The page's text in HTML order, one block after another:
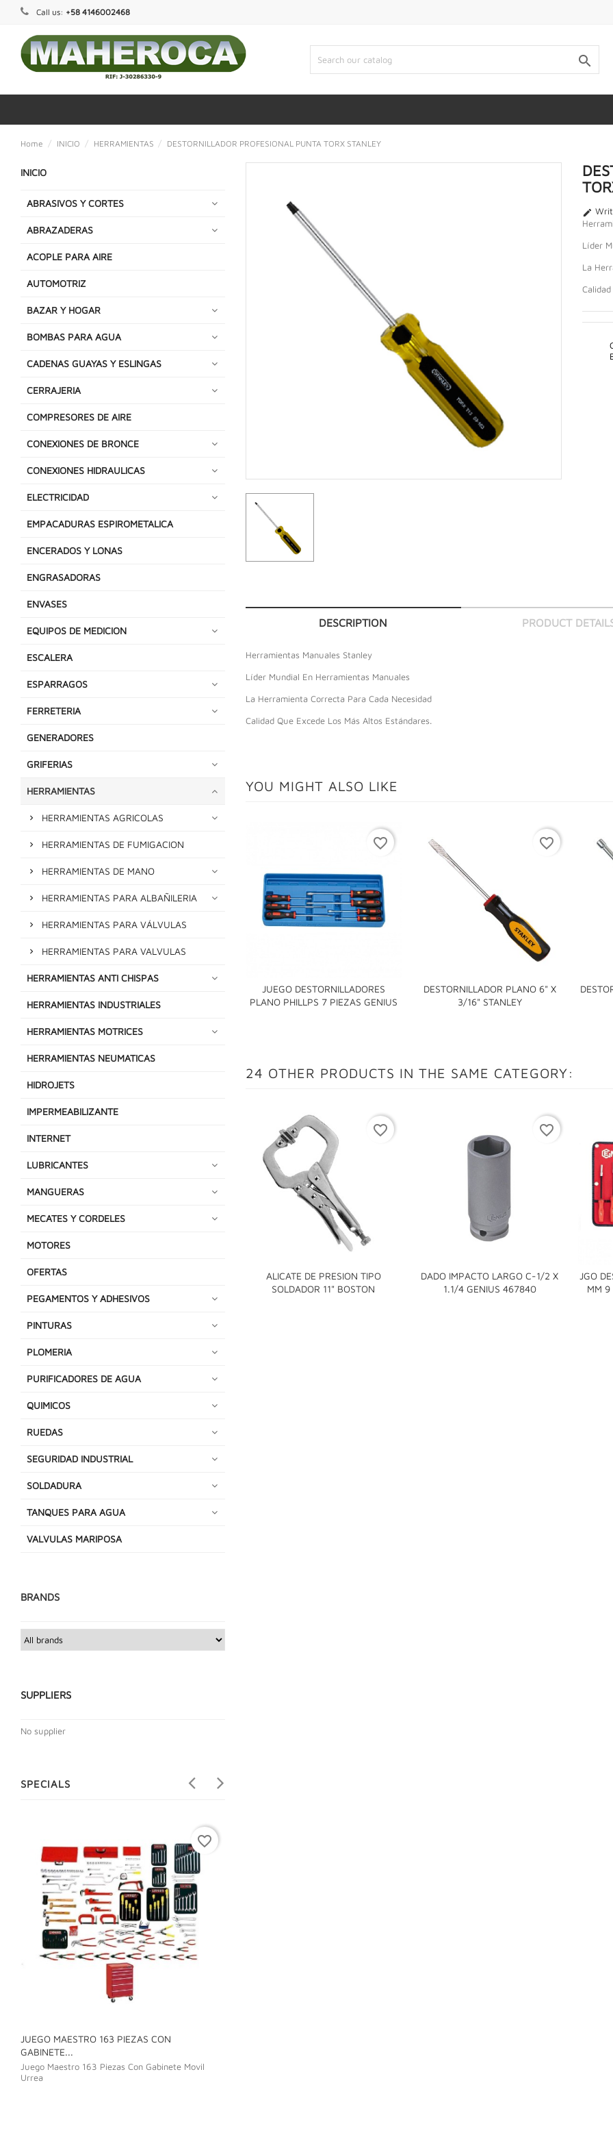
Call us: +58 4146002468

Home INICIO HERRAMIENTAS DESTORNILLADOR PROFESIONAL PUNTA TORX STANLEY
INICIO
ABRASIVOS Y CORTES
ABRAZADERAS
ACOPLE PARA AIRE
AUTOMOTRIZ
BAZAR Y HOGAR
BOMBAS PARA AGUA
CADENAS GUAYAS Y ESLINGAS
CERRAJERIA
COMPRESORES DE AIRE
CONEXIONES DE BRONCE
CONEXIONES HIDRAULICAS
ELECTRICIDAD
EMPACADURAS ESPIROMETALICA
ENCERADOS Y LONAS
ENGRASADORAS
ENVASES
EQUIPOS DE MEDICION
ESCALERA
ESPARRAGOS
FERRETERIA
GENERADORES
GRIFERIAS
HERRAMIENTAS
HERRAMIENTAS AGRICOLAS
HERRAMIENTAS DE FUMIGACION
HERRAMIENTAS DE MANO
HERRAMIENTAS PARA ALBAÑILERIA
HERRAMIENTAS PARA VÁLVULAS
HERRAMIENTAS PARA VALVULAS
HERRAMIENTAS ANTI CHISPAS
HERRAMIENTAS INDUSTRIALES
HERRAMIENTAS MOTRICES
HERRAMIENTAS NEUMATICAS
HIDROJETS
IMPERMEABILIZANTE
INTERNET
LUBRICANTES
MANGUERAS
MECATES Y CORDELES
MOTORES
OFERTAS
PEGAMENTOS Y ADHESIVOS
PINTURAS
PLOMERIA
PURIFICADORES DE AGUA
QUIMICOS
RUEDAS
SEGURIDAD INDUSTRIAL
SOLDADURA
TANQUES PARA AGUA
VALVULAS MARIPOSA
BRANDS
SUPPLIERS
No supplier
SPECIALS
JUEGO MAESTRO 163 PIEZAS CON
GABINETE...
Juego Maestro 163 Piezas Con Gabinete Movil
Urrea
favorite_border

Líder
La
DESCRIPTION PRODUCT
Herramientas Manuales Stanley
Líder Mundial En Herramientas Manuales
La Herramienta Correcta Para Cada Necesidad
Calidad Que Excede Los Más Altos Estándares.
YOU MIGHT ALSO LIKE
JUEGO DESTORNILLADORES
PLANO PHILLPS 7 PIEZAS GENIUS

favorite_border
DESTORNILLADOR PLANO 6" X
3/16" STANLEY

favorite_border
24 OTHER PRODUCTS IN THE SAME CATEGORY:
ALICATE DE PRESION TIPO
SOLDADOR 11" BOSTON

favorite_border
DADO IMPACTO LARGO C-1/2 X
1.1/4 GENIUS 467840

favorite_border
JGO
MM